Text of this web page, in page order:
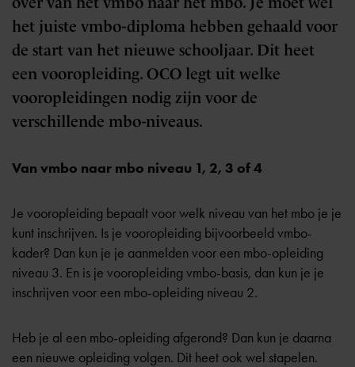
het juiste vmbo-diploma hebben gehaald voor
de start van het nieuwe schooljaar. Dit heet
een vooropleiding. OCO legt uit welke
vooropleidingen nodig zijn voor de
verschillende mbo-niveaus.
Van vmbo naar mbo niveau 1, 2, 3 of 4
Je vooropleiding bepaalt voor welk niveau van het mbo je je
kunt inschrijven. Is je vooropleiding bijvoorbeeld vmbo-
kader? Dan kun je je aanmelden voor een mbo-opleiding
niveau 3. En is je vooropleiding vmbo-basis, dan kun je je
inschrijven voor een mbo-opleiding niveau 2.
Heb je al een mbo-opleiding afgerond? Dan kun je daarna
een nieuwe opleiding volgen. Dit heet ook wel stapelen.